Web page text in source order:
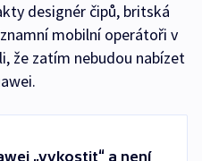
designér čipů, britská
mobilní operátoři v
že zatím nebudou nabízet
„vykostit“ a není